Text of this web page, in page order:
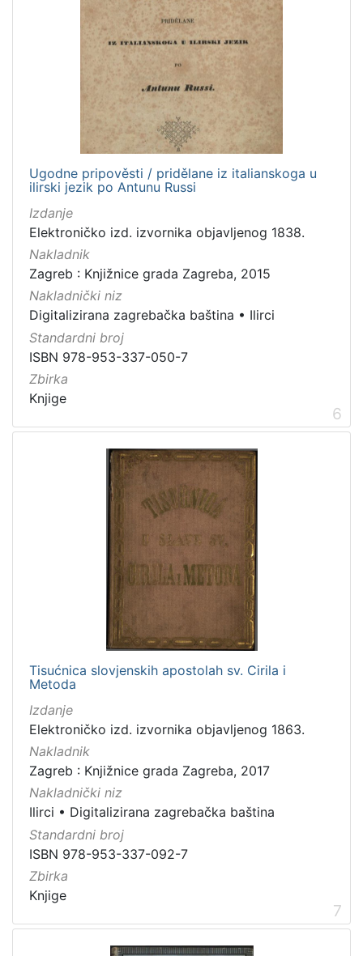
Ugodne pripověsti / pridělane iz italianskoga u
ilirski jezik po Antunu Russi
Izdanje
Elektroničko izd. izvornika objavljenog 1838.
Nakladnik
Zagreb : Knjižnice grada Zagreba, 2015
Nakladnički niz
Digitalizirana zagrebačka baština • Ilirci
Standardni broj
ISBN 978-953-337-050-7
Zbirka
Knjige
6
Tisućnica slovjenskih apostolah sv. Cirila i
Metoda
Izdanje
Elektroničko izd. izvornika objavljenog 1863.
Nakladnik
Zagreb : Knjižnice grada Zagreba, 2017
Nakladnički niz
Ilirci • Digitalizirana zagrebačka baština
Standardni broj
ISBN 978-953-337-092-7
Zbirka
Knjige
7